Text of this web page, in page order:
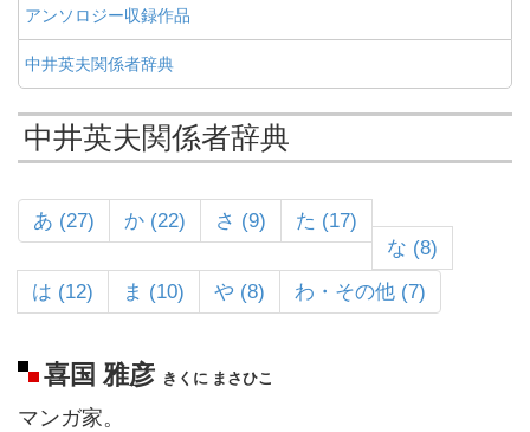
アンソロジー収録作品
中井英夫関係者辞典
中井英夫関係者辞典
あ (27) か (22) さ (9)
た (17)
な (8)
は (12)
ま (10) や (8) わ・その他 (7)
喜国 雅彦 きくに まさひこ
マンガ家。